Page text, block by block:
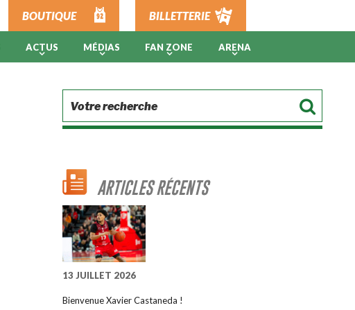
BOUTIQUE BILLETTERIE
ACTUS MÉDIAS FAN ZONE ARENA
ARTICLES RÉCENTS
13 JUILLET 2026
Bienvenue Xavier Castaneda !